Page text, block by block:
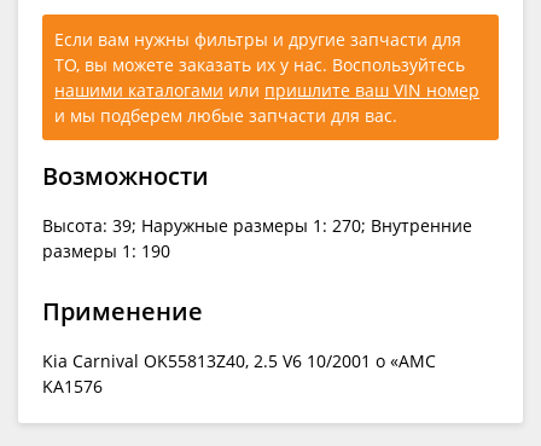
Если вам нужны фильтры и другие запчасти для
ТО, вы можете заказать их у нас. Воспользуйтесь
нашими каталогами или пришлите ваш VIN номер
и мы подберем любые запчасти для вас.
Возможности
Высота: 39; Наружные размеры 1: 270; Внутренние
размеры 1: 190
Применение
Kia Carnival OK55813Z40, 2.5 V6 10/2001 о «AMC
KA1576